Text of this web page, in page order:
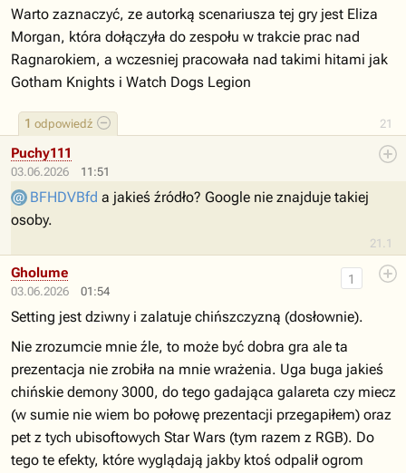
21
1 odpowiedź
Warto zaznaczyć, ze autorką scenariusza tej gry jest Eliza
Morgan, która dołączyła do zespołu w trakcie prac nad
Ragnarokiem, a wczesniej pracowała nad takimi hitami jak
Gotham Knights i Watch Dogs Legion
03.06.2026 11:51
21.1
Puchy111
BFHDVBfd a jakieś źródło? Google nie znajduje takiej
osoby.
03.06.2026 01:54
1
Gholume
Setting jest dziwny i zalatuje chińszczyzną (dosłownie).
Nie zrozumcie mnie źle, to może być dobra gra ale ta
prezentacja nie zrobiła na mnie wrażenia. Uga buga jakieś
chińskie demony 3000, do tego gadająca galareta czy miecz
(w sumie nie wiem bo połowę prezentacji przegapiłem) oraz
pet z tych ubisoftowych Star Wars (tym razem z RGB). Do
tego te efekty, które wyglądają jakby ktoś odpalił ogrom